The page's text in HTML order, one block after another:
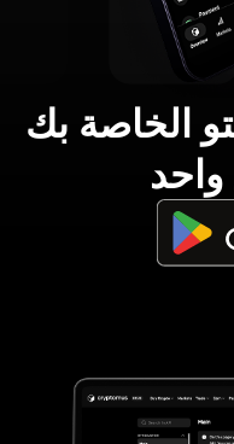
الخاصة بك